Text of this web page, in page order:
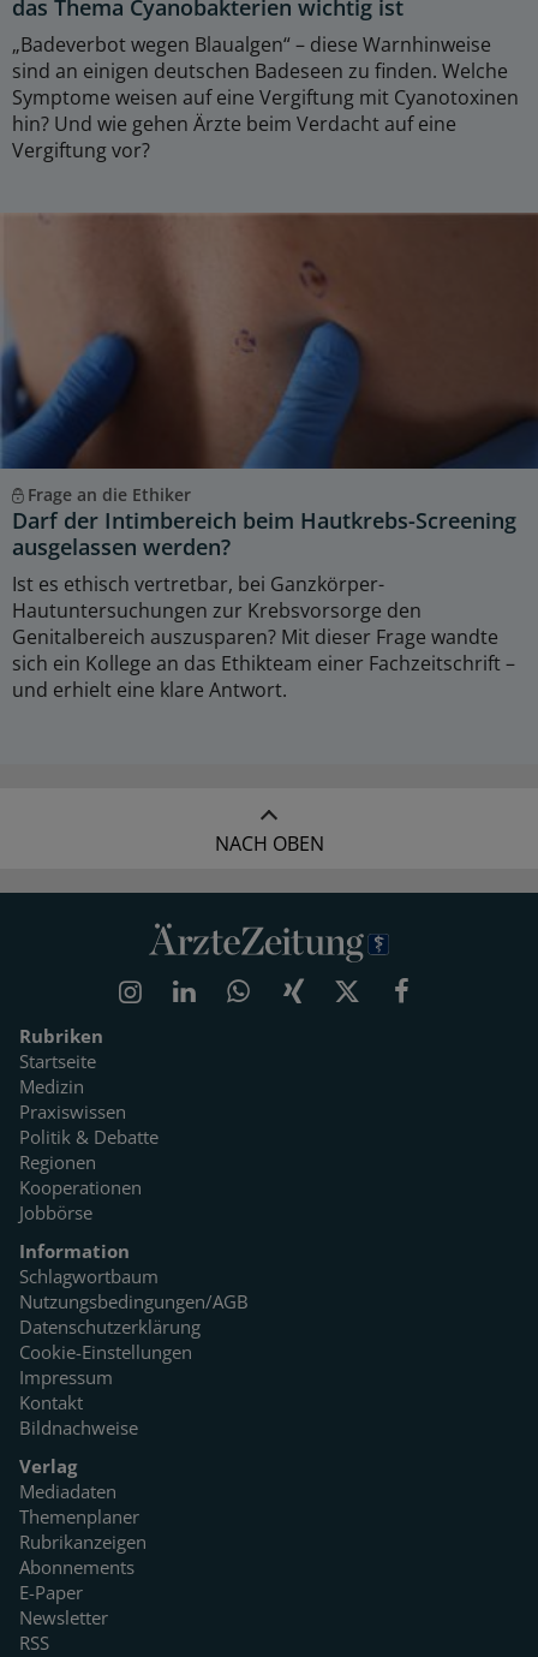
das Thema Cyanobakterien wichtig ist
„Badeverbot wegen Blaualgen“ – diese Warnhinweise
sind an einigen deutschen Badeseen zu finden. Welche
Symptome weisen auf eine Vergiftung mit Cyanotoxinen
hin? Und wie gehen Ärzte beim Verdacht auf eine
Vergiftung vor?
Frage an die Ethiker
Darf der Intimbereich beim Hautkrebs-Screening
ausgelassen werden?
Ist es ethisch vertretbar, bei Ganzkörper-
Hautuntersuchungen zur Krebsvorsorge den
Genitalbereich auszusparen? Mit dieser Frage wandte
sich ein Kollege an das Ethikteam einer Fachzeitschrift –
und erhielt eine klare Antwort.
NACH OBEN
Rubriken
Startseite
Medizin
Praxiswissen
Politik & Debatte
Regionen
Kooperationen
Jobbörse
Information
Schlagwortbaum
Nutzungsbedingungen/AGB
Datenschutzerklärung
Cookie-Einstellungen
Impressum
Kontakt
Bildnachweise
Verlag
Mediadaten
Themenplaner
Rubrikanzeigen
Abonnements
E-Paper
Newsletter
RSS